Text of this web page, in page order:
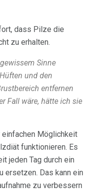
dass Pilze die
zu erhalten.
Sinne
und den
entfernen
Fall wäre, hätte ich sie
einfachen Möglichkeit
funktionieren. Es
jeden Tag durch ein
ersetzen. Das kann ein
zu verbessern